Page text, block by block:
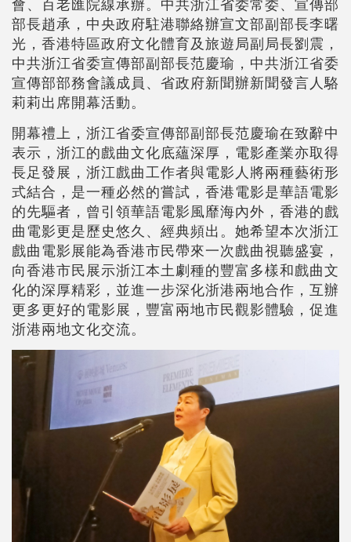
會、百老匯院線承辦。中共浙江省委常委、宣傳部
部長趙承，中央政府駐港聯絡辦宣文部副部長李曙
光，香港特區政府文化體育及旅遊局副局長劉震，
中共浙江省委宣傳部副部長范慶瑜，中共浙江省委
宣傳部部務會議成員、省政府新聞辦新聞發言人駱
莉莉出席開幕活動。
開幕禮上，浙江省委宣傳部副部長范慶瑜在致辭中
表示，浙江的戲曲文化底蘊深厚，電影產業亦取得
長足發展，浙江戲曲工作者與電影人將兩種藝術形
式結合，是一種必然的嘗試，香港電影是華語電影
的先驅者，曾引領華語電影風靡海內外，香港的戲
曲電影更是歷史悠久、經典頻出。她希望本次浙江
戲曲電影展能為香港市民帶來一次戲曲視聽盛宴，
向香港市民展示浙江本土劇種的豐富多樣和戲曲文
化的深厚精彩，並進一步深化浙港兩地合作，互辦
更多更好的電影展，豐富兩地市民觀影體驗，促進
浙港兩地文化交流。